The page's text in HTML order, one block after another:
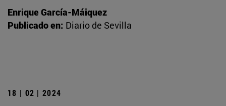
Enrique García-Máiquez
Publicado en: Diario de Sevilla
18 | 02 | 2024